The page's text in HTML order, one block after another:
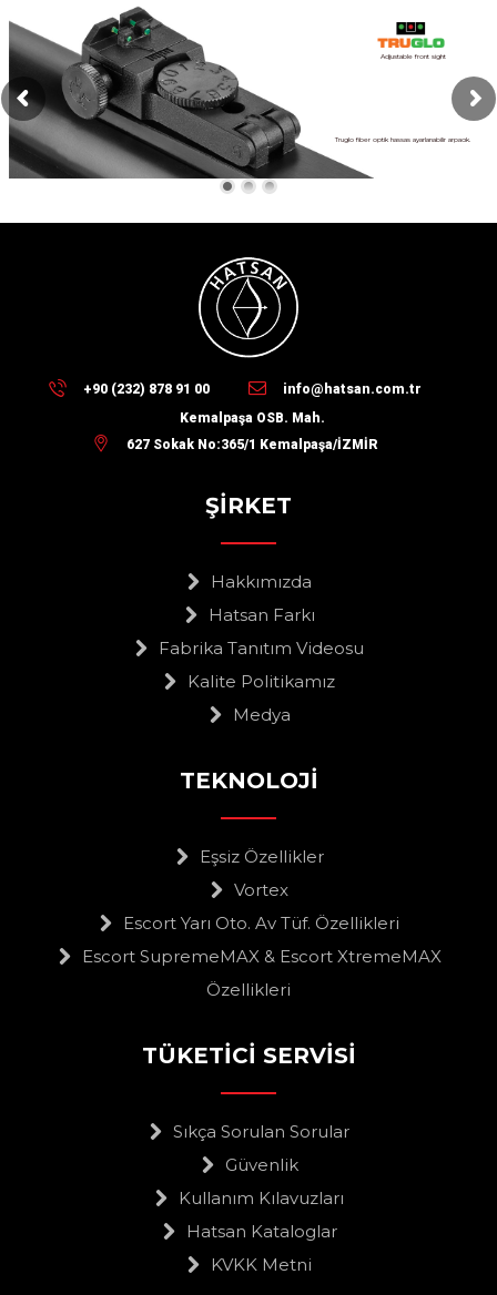
Adjustable front sight
Truglo fiber optik hassas ayarlanabilir arpacık.
+90 (232) 878 91 00
info@hatsan.com.tr
Kemalpaşa OSB. Mah.
627 Sokak No:365/1 Kemalpaşa/İZMİR
ŞİRKET
Hakkımızda
Hatsan Farkı
Fabrika Tanıtım Videosu
Kalite Politikamız
Medya
TEKNOLOJİ
Eşsiz Özellikler
Vortex
Escort Yarı Oto. Av Tüf. Özellikleri
Escort SupremeMAX & Escort XtremeMAX
Özellikleri
TÜKETİCİ SERVİSİ
Sıkça Sorulan Sorular
Güvenlik
Kullanım Kılavuzları
Hatsan Kataloglar
KVKK Metni